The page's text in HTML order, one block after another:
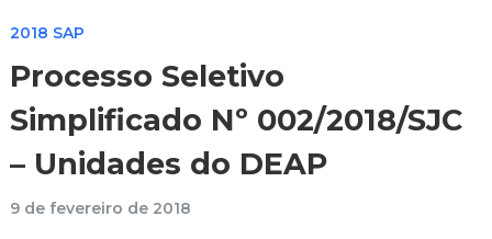
2018 SAP
Processo Seletivo
Simplificado Nº 002/2018/SJC
– Unidades do DEAP
9 de fevereiro de 2018